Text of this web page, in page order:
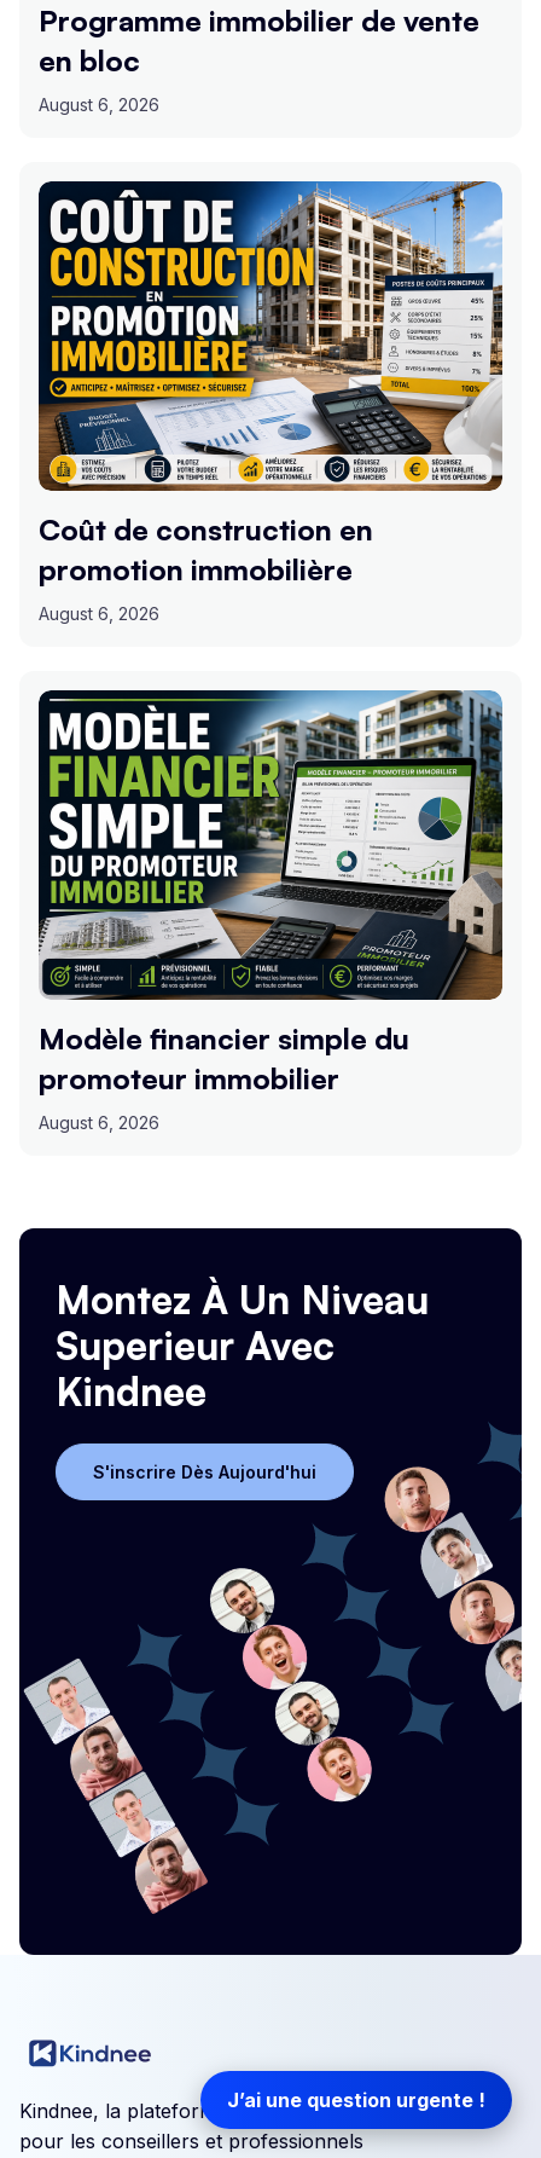
Programme immobilier de vente
en bloc
August 6, 2026
Coût de construction en
promotion immobilière
August 6, 2026
Modèle financier simple du
promoteur immobilier
August 6, 2026
Montez À Un Niveau
Superieur Avec
Kindnee
S'inscrire Dès Aujourd'hui
S'inscrire Dès Aujourd'hui
Kindnee, la plateforme collaborative
pour les conseillers et professionnels
J’ai une question urgente !